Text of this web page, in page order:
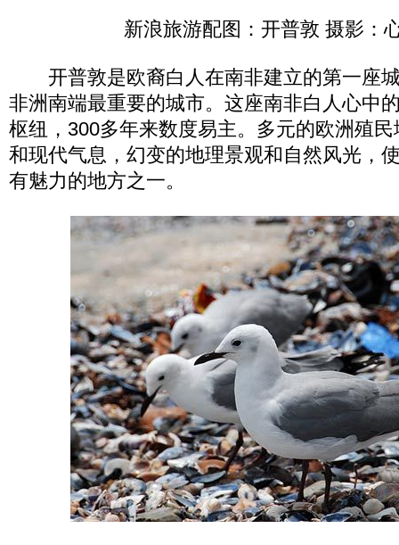
新浪旅游配图：开普敦 摄影：
开普敦是欧裔白人在南非建立的第一座
非洲南端最重要的城市。这座南非白人心中
枢纽，300多年来数度易主。多元的欧洲殖
和现代气息，幻变的地理景观和自然风光，
有魅力的地方之一。